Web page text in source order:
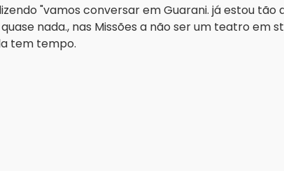
"vamos conversar em Guarani. já estou tão
nada., nas Missões a não ser um teatro em
tem tempo.